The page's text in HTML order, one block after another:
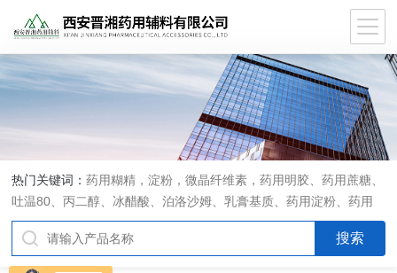
热门关键词：药用糊精，淀粉，微晶纤维素，药用明胶、药用蔗糖、
吐温80、丙二醇、冰醋酸、泊洛沙姆、乳膏基质、药用淀粉、药用
糊精、硬脂酸镁、聚丙烯酸树脂系列、羧甲基淀粉钠、羧甲基纤维素
钠、可溶性淀粉、甘露醇、羟丙纤维素、羟丙基甲基纤维素、乳糖、
交联聚维酮、交联羧甲基纤维素钠、聚乙二醇（PEG）系列、二氧化